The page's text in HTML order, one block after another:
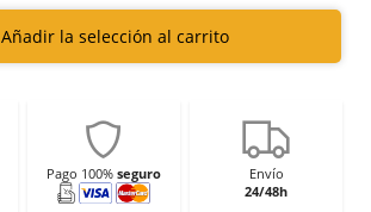
Añadir la selección al carrito
Pago 100% seguro
Envío
24/48h